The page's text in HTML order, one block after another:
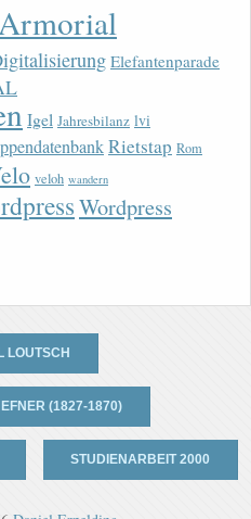
Elefantenparade
Igel Jahresbilanz lvi
Rietstap Rom
veloh wandern
Wordpress
LOUTSCH
(1827-1870)
STUDIENARBEIT 2000